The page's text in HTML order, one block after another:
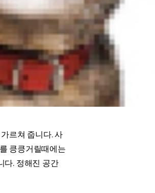
해 담당 수의사
다. 만약 늘 볼 수
고 최소한 4주
르쳐 줍니다. 사
킁킁거릴때에는
다. 정해진 공간